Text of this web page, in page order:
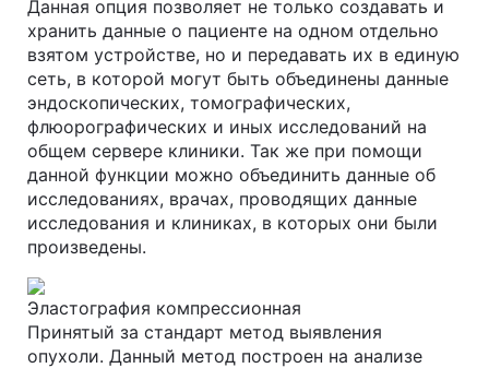
Данная опция позволяет не только создавать и
хранить данные о пациенте на одном отдельно
взятом устройстве, но и передавать их в единую
сеть, в которой могут быть объединены данные
эндоскопических, томографических,
флюорографических и иных исследований на
общем сервере клиники. Так же при помощи
данной функции можно объединить данные об
исследованиях, врачах, проводящих данные
исследования и клиниках, в которых они были
произведены.
Эластография компрессионная
Принятый за стандарт метод выявления
опухоли. Данный метод построен на анализе